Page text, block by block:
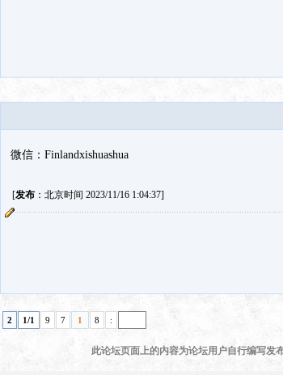
微信：Finlandxishuashua
[发布：北京时间 2023/11/16 1:04:37]
2 1/1 9 7 1 8 :
此论坛页面上的内容为论坛用户自行编写发